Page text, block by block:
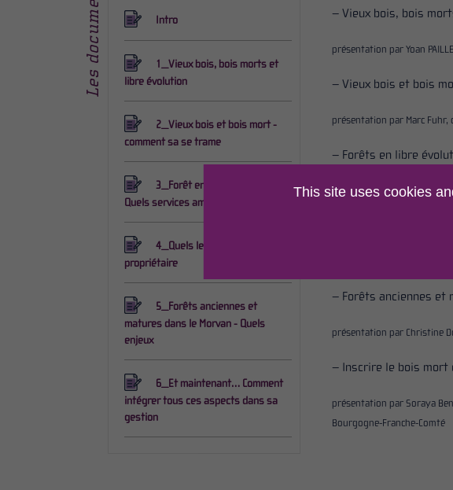
Les documents Intro
1_Vieux bois, bois morts et
libre évolution
2_Vieux bois et bois mort -
comment sa se trame
3_Forêt en libre évolution -
Quels services aménités et risques
4_Quels leviers pour le
propriétaire
5_Forêts anciennes et
matures dans le Morvan - Quels
enjeux
6_Et maintenant… Comment
intégrer tous ces aspects dans sa
gestion
– Vieux bois, bois
présentation par Yoan
– Vieux bois et bois
présentation par Marc Fuhr,
– Forêts en libre
présentation par Gaëtan du
– Quels outils pour se
présentation par Samuel
– Forêts anciennes et
présentation par Christine
– Inscrire le bois mort
présentation par Soraya
Bourgogne-Franche-Comté
This site uses cookies